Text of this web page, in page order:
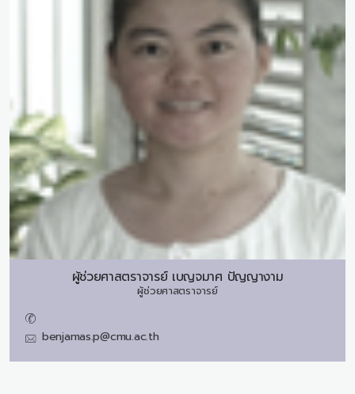
ผู้ช่วยศาสตราจารย์ เบญจมาศ ปัญญางาม
ผู้ช่วยศาสตราจารย์
benjamas.p@cmu.ac.th